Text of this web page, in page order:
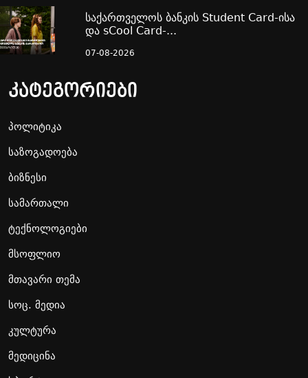
საქართველოს ბანკის Student Card-ისა
და sCool Card-...
07-08-2026
კატეგორიები
პოლიტიკა
საზოგადოება
ბიზნესი
სამართალი
ტექნოლოგიები
მსოფლიო
მთავარი თემა
სოც. მედია
კულტურა
მედიცინა